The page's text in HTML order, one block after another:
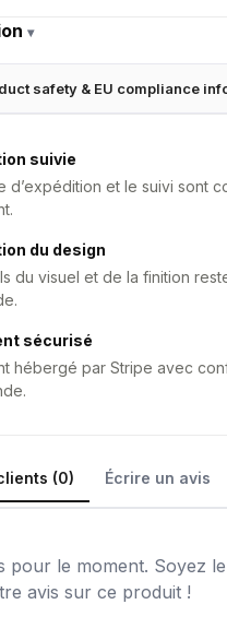
▾
safety & EU compliance
suivie
d’expédition et le suivi sont
du design
du visuel et de la finition
sécurisé
hébergé par Stripe avec
(0) Écrire un avis
pour le moment. Soyez
avis sur ce produit !